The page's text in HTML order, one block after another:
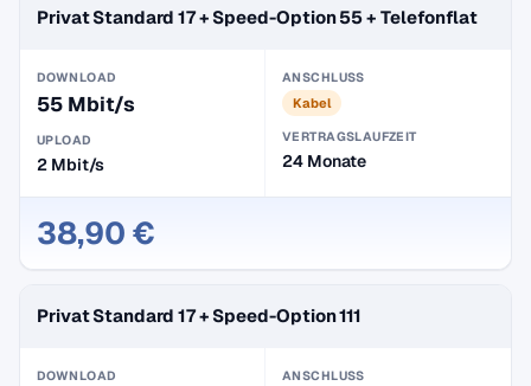
Privat Standard 17 + Speed-Option 55 + Telefonflat
DOWNLOAD
55 Mbit/s
UPLOAD
2 Mbit/s
ANSCHLUSS
Kabel
VERTRAGSLAUFZEIT
24 Monate
38,90 €
Privat Standard 17 + Speed-Option 111
DOWNLOAD
ANSCHLUSS